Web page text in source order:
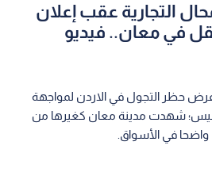
التجارية عقب إعلان
في معان.. فيديو
فرض حظر التجول في الاردن لمواجهة
شهدت مدينة معان كغيرها من
واضحا في الأسواق.